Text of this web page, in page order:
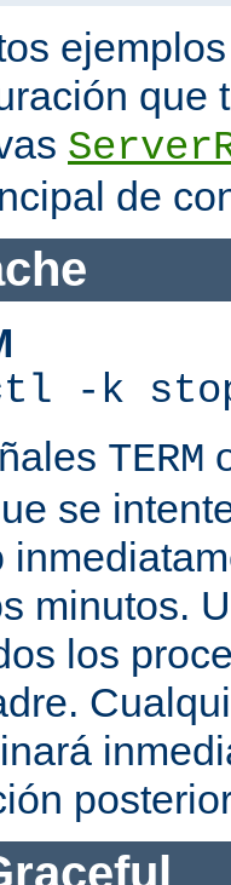
que
de
-k
TERM
se
minutos.
los